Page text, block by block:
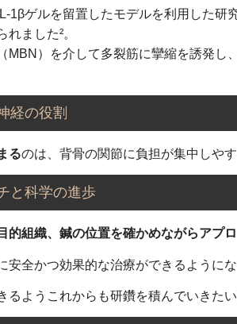
1βゲルを留置したモデルを利用した研
ました²。
MBN）を介して多裂筋に攣縮を誘発し
経の役割
るのは、背骨の関節に負担が集中しや
と科学の進歩
的組織、鍼の位置を確かめながらアプ
安全かつ効果的な治療ができるようにな
るようこれからも研鑽を積んでいきたい